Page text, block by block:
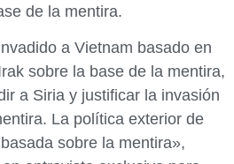
de la mentira.
a Vietnam basado en
sobre la base de la mentira,
a Siria y justificar la invasión
La política exterior de
sobre la mentira»,